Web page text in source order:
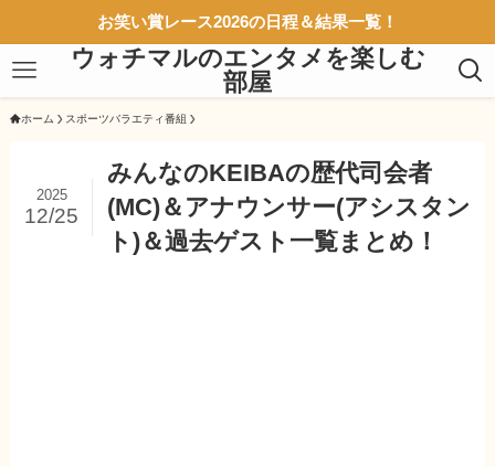
お笑い賞レース2026の日程＆結果一覧！
ウォチマルのエンタメを楽しむ
部屋
ホーム スポーツバラエティ番組
みんなのKEIBAの歴代司会者
(MC)＆アナウンサー(アシスタン
ト)＆過去ゲスト一覧まとめ！
2025
12/25